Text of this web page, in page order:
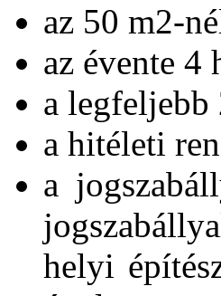
az 50 m2-
az évente 4
a legfeljebb
a hitéleti
a
helyi